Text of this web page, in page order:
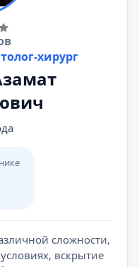
хирург
сложности,
вскрытие